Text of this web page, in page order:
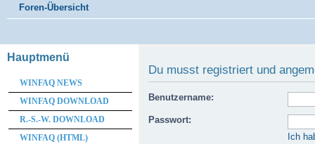
Foren-Übersicht
Du musst registriert und
Benutzername:
Passwort:
Ich
Hauptmenü
WINFAQ NEWS
WINFAQ DOWNLOAD
R.-S.-W. DOWNLOAD
WINFAQ (HTML)